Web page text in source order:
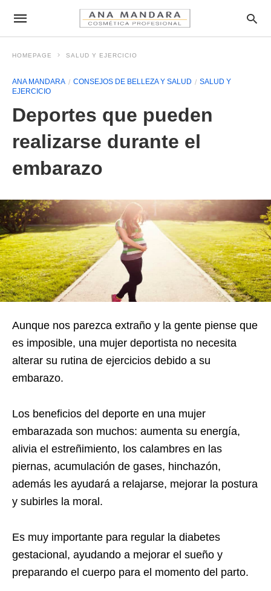
HOMEPAGE SALUD Y EJERCICIO
ANA MANDARA CONSEJOS DE BELLEZA Y SALUD
SALUD Y
EJERCICIO
Deportes que pueden
realizarse durante el
embarazo
Aunque nos parezca extraño y la gente piense que
es imposible, una mujer deportista no necesita
alterar su rutina de ejercicios debido a su
embarazo.
Los beneficios del deporte en una mujer
embarazada son muchos: aumenta su energía,
alivia el estreñimiento, los calambres en las
piernas, acumulación de gases, hinchazón,
además les ayudará a relajarse, mejorar la postura
y subirles la moral.
Es muy importante para regular la diabetes
gestacional, ayudando a mejorar el sueño y
preparando el cuerpo para el momento del parto.